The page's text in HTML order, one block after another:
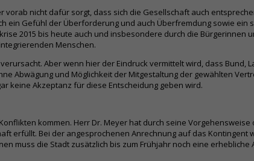
nicht dafür sorgt, dass sich die Gesellschaft auch
ein Gefühl der Überforderung und auch Überfremdung sowie
2015 bis heute auch und insbesondere durch die Bürgerinnen
Menschen.
Aber wenn hier der Eindruck vermittelt wird, dass Bund,
Abwägung und Möglichkeit der Mitgestaltung der gewählten
keine Akzeptanz für diese Entscheidung geben wird.
kommen. Herr Dr. Meyer hat durch seine
erfüllt. Bei der angesprochenen Anrechnung auf das
muss die Stadt zusätzlich bis zum Frühjahr noch eine